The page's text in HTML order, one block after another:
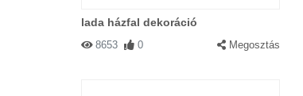
lada házfal dekoráció
8653 0 Megosztás